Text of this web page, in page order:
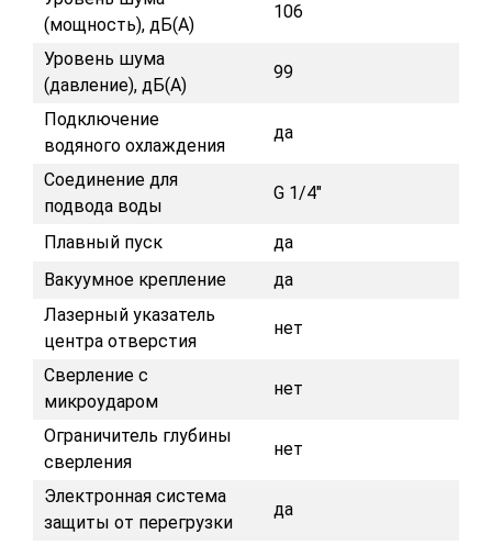
(мощность), дБ(А)
106
Уровень шума
(давление), дБ(А)
99
Подключение
водяного охлаждения
да
Соединение для
подвода воды
G 1/4"
Плавный пуск
да
Вакуумное крепление
да
Лазерный указатель
центра отверстия
нет
Сверление с
микроударом
нет
Ограничитель глубины
сверления
нет
Электронная система
защиты от перегрузки
да